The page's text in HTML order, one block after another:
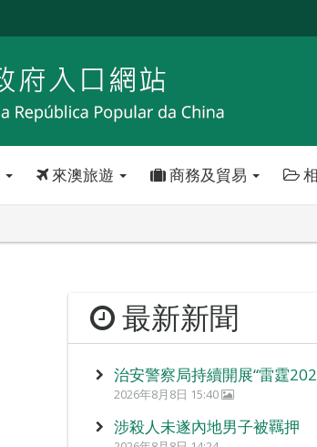
來澳旅遊 商務及貿易
最新新聞
治安警察局持續開展“雷霆
2026年8月8日 15:40
涉殺人未遂內地男子被羈押